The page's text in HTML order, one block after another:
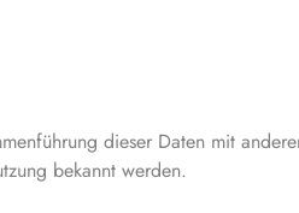
dieser Daten mit
bekannt werden.